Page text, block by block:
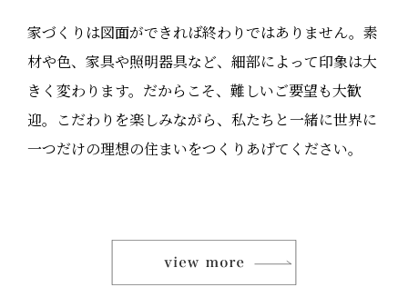
家づくりは図面ができれば終わりではありません。素
材や色、家具や照明器具など、細部によって印象は大
きく変わります。だからこそ、難しいご要望も大歓
迎。こだわりを楽しみながら、私たちと一緒に世界に
一つだけの理想の住まいをつくりあげてください。